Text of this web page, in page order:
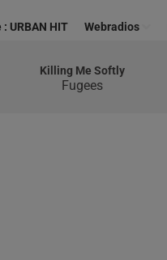
: URBAN HIT Webradios
Killing Me Softly
Fugees